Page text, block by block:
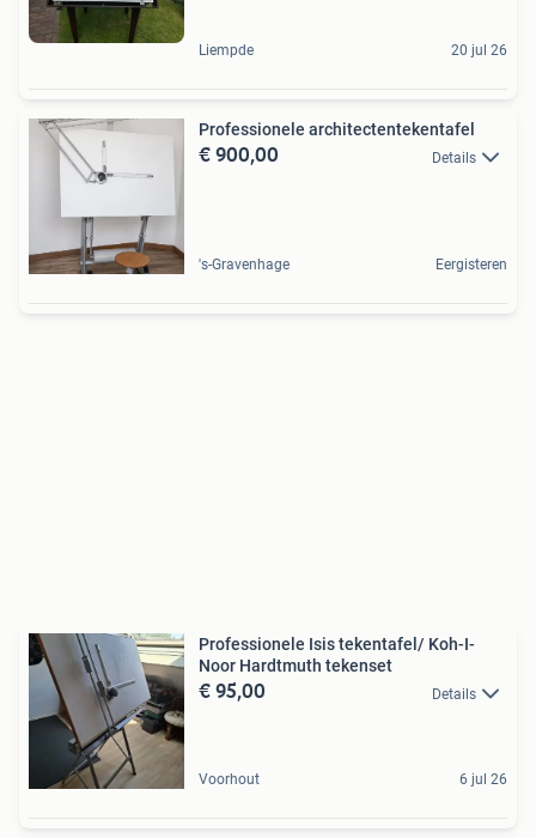
Liempde 20 jul 26
Professionele architectentekentafel
€ 900,00 Details
's-Gravenhage Eergisteren
Professionele Isis tekentafel/ Koh-I-
Noor Hardtmuth tekenset
€ 95,00 Details
Voorhout 6 jul 26